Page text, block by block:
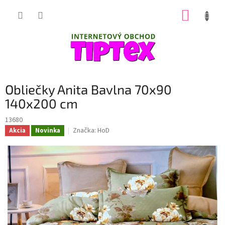
Obliečky Anita Bavlna 70x90
140x200 cm
13680
Akcia Novinka Značka: HoD